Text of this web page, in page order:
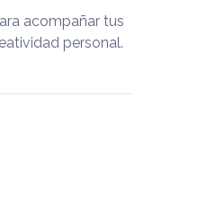
acompañar tus
personal.